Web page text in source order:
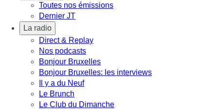
Toutes nos émissions
Dernier JT
La radio
Direct & Replay
Nos podcasts
Bonjour Bruxelles
Bonjour Bruxelles: les interviews
Il y a du Neuf
Le Brunch
Le Club du Dimanche